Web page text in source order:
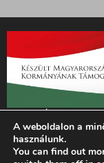
„Az Új Ember
támogatását az
szerződés
A weboldalon a
használunk.
You can find out